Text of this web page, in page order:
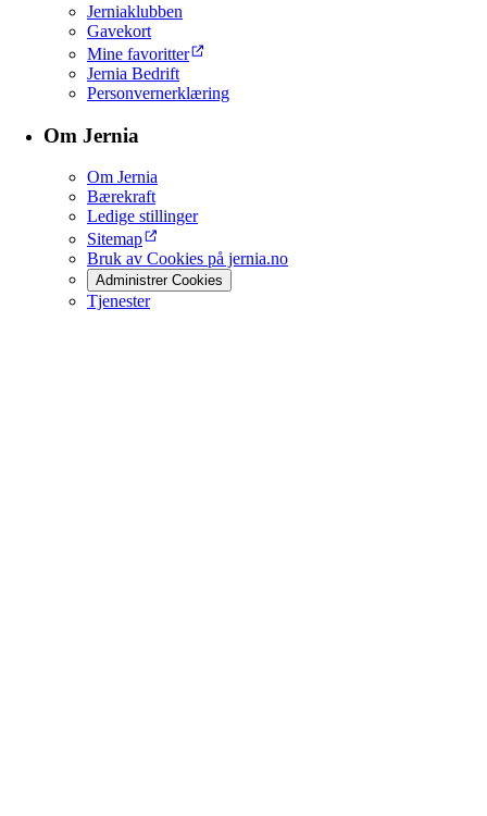
Jerniaklubben
Gavekort
Mine favoritter
Jernia Bedrift
Personvernerklæring
Om Jernia
Om Jernia
Bærekraft
Ledige stillinger
Sitemap
Bruk av Cookies på jernia.no
Administrer Cookies
Tjenester